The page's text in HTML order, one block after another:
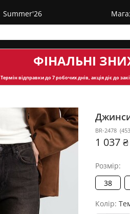
Summer'26
ФІНАЛЬНІ
Термін відправкидо 7 робочих днів, акція діє до
BR-2478 (
1 037 ₴
Розмір:
38
Колір: